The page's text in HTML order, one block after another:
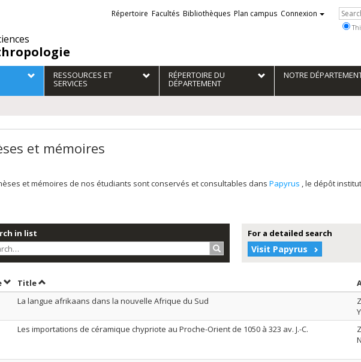
Liens
externes
Répertoire Facultés Bibliothèques Plan campus Connexion
RESSOURCES ET
SERVICES
RÉPERTOIRE DU
DÉPARTEMENT
NOTRE
et mémoires
et mémoires de nos étudiants sont conservés et consultables dans Papyrus , le dépôt
in list
Search…
For a detailed search
Visit Papyrus
Sort by date in descending order
TitleSort by title in descending order
La langue afrikaans dans la nouvelle Afrique du Sud
Les importations de céramique chypriote au Proche-Orient de 1050 à 323 av. J.-C.